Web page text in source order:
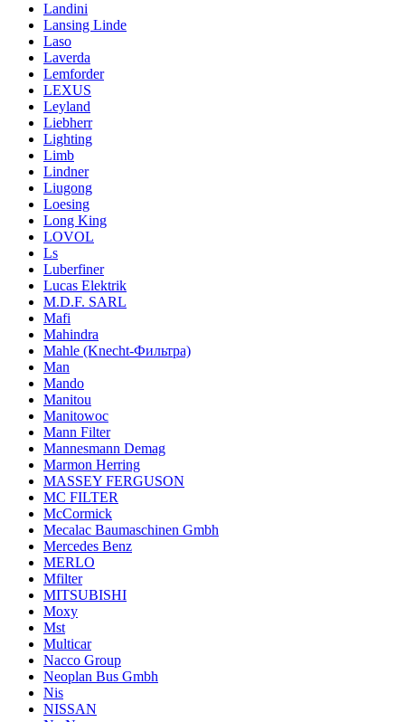
Landini
Lansing Linde
Laso
Laverda
Lemforder
LEXUS
Leyland
Liebherr
Lighting
Limb
Lindner
Liugong
Loesing
Long King
LOVOL
Ls
Luberfiner
Lucas Elektrik
M.D.F. SARL
Mafi
Mahindra
Mahle (Knecht-Фильтра)
Man
Mando
Manitou
Manitowoc
Mann Filter
Mannesmann Demag
Marmon Herring
MASSEY FERGUSON
MC FILTER
McCormick
Mecalac Baumaschinen Gmbh
Mercedes Benz
MERLO
Mfilter
MITSUBISHI
Moxy
Mst
Multicar
Nacco Group
Neoplan Bus Gmbh
Nis
NISSAN